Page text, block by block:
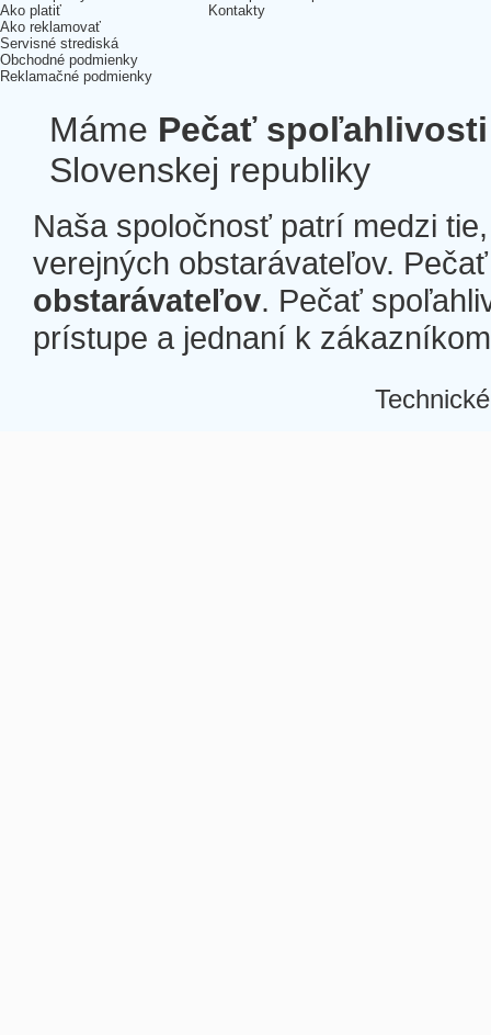
Ako platiť
Ako reklamovať
Servisné strediská
Obchodné podmienky
Reklamačné podmienky
Kontakty
Máme Pečať spoľahlivosti
Slovenskej republiky
Naša spoločnosť patrí medzi
verejných obstarávateľov.
obstarávateľov. Pečať
prístupe a jednaní k